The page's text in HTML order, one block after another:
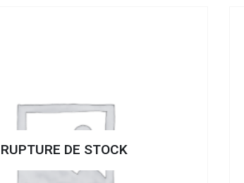
RUPTURE DE STOCK